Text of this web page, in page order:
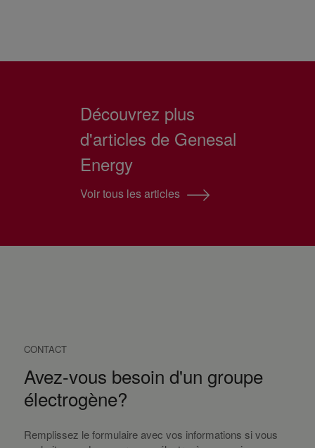
Découvrez plus
d'articles de Genesal
Energy
Voir tous les articles
CONTACT
Avez-vous besoin d'un groupe
électrogène?
Remplissez le formulaire avec vos informations si vous